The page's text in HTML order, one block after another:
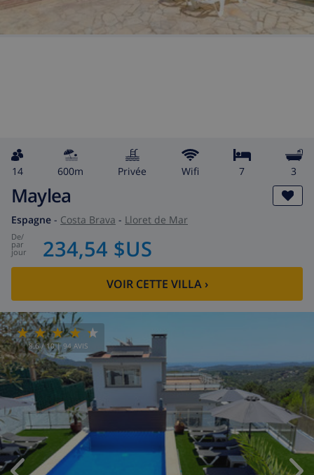
14 600m privée wifi 7 3
Maylea
Espagne - Costa Brava - Lloret de Mar
de/
par
jour 234,54 $US
VOIR CETTE VILLA›
8.6/ 10 |94 AVIS